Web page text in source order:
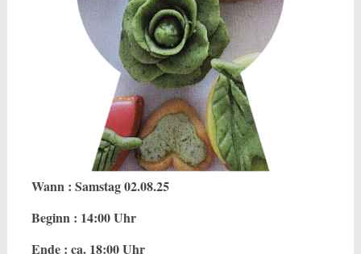
Wann : Samstag 02.08.25
Beginn : 14:00 Uhr
Ende : ca. 18:00 Uhr